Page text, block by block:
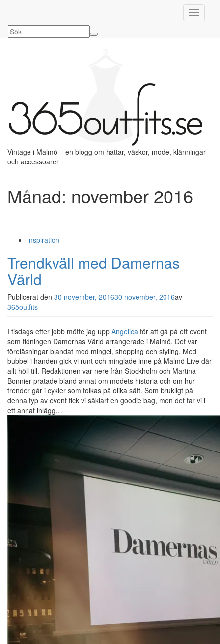
Slå på/
Vintage i Malmö – en blogg om hattar, väskor, mode, klänningar
och accessoarer
Månad: november 2016
Inspiration
Trendkväll med Damernas
Värld
Publicerat den 30 november, 201630 november, 2016av
365outfits
I tisdags efter jobb mötte jag upp Angelica för att gå på ett event
som tidningen Damernas Värld arrangerade i Malmö. Det var
föreläsningar blandat med mingel, shopping och styling. Med
bubbel i handen gick vi runt och minglade inne på Malmö Live där
allt höll till. Redaktionen var nere från Stockholm och Martina
Bonnier pratade bland annat om modets historia och om hur
trender går i cykler som tolkas på olika sätt. Som brukligt på
denna typ av event fick vi såklart en goodie bag, men det tar vi i
ett annat inlägg…